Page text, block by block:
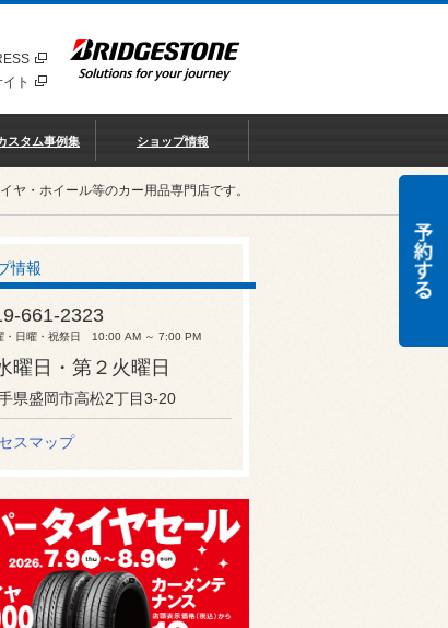
ト
スタム事例集 ショップ情報
ヤ・ホイール等のカー用品専門店です。
情報
661-2323
・日曜・祝祭日 10:00 AM ～ 7:00 PM
曜日・第２火曜日
県盛岡市高松2丁目3-20
スマップ